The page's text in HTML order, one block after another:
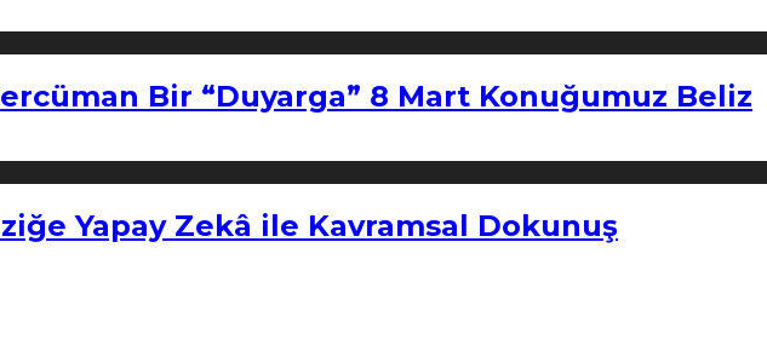
Bir “Duyarga” 8 Mart Konuğumuz Beliz
Yapay Zekâ ile Kavramsal Dokunuş